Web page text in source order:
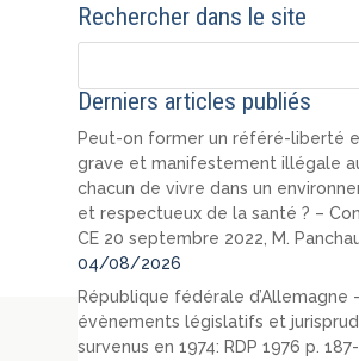
Rechercher dans le site
Derniers articles publiés
Peut-on former un référé-liberté
grave et manifestement illégale
chacun de vivre dans un
et respectueux de la santé ? –
CE 20 septembre 2022, M.
04/08/2026
République fédérale d’Allemagne
évènements législatifs et
survenus en 1974: RDP 1976 p.